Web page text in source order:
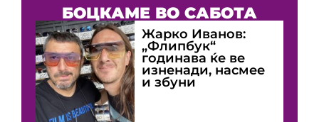
БОЦКАМЕ ВО САБОТА
Жарко Иванов:
„Флипбук“
годинава ќе ве
изненади, насмее
и збуни